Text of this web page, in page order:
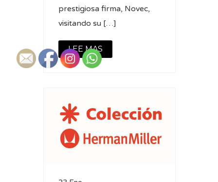
prestigiosa firma, Novec,
visitando su […]
LEE MAS